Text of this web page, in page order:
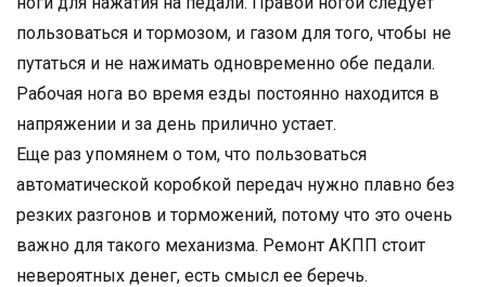
пользоваться и тормозом, и газом для того, чтобы не
путаться и не нажимать одновременно обе педали.
Рабочая нога во время езды постоянно находится в
напряжении и за день прилично устает.
Еще раз упомянем о том, что пользоваться
автоматической коробкой передач нужно плавно без
резких разгонов и торможений, потому что это очень
важно для такого механизма. Ремонт АКПП стоит
невероятных денег, есть смысл ее беречь.